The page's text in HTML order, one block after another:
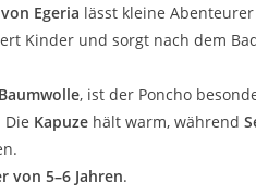
Egeria lässt kleine
Kinder und sorgt nach dem
, ist der Poncho
Kapuzehält warm, während
von 5–6 Jahren.